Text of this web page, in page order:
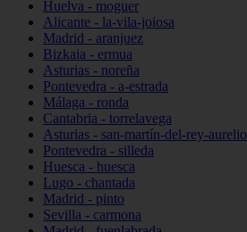
Huelva - moguer
Alicante - la-vila-joiosa
Madrid - aranjuez
Bizkaia - ermua
Asturias - noreña
Pontevedra - a-estrada
Málaga - ronda
Cantabria - torrelavega
Asturias - san-martín-del-rey-aurelio
Pontevedra - silleda
Huesca - huesca
Lugo - chantada
Madrid - pinto
Sevilla - carmona